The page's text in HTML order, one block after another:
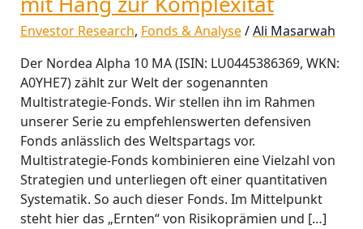
Envestor Research, Fonds & Analyse/Ali Masarwah
Der Nordea Alpha 10 MA (ISIN: LU0445386369, WKN:
A0YHE7) zählt zur Welt der sogenannten
Multistrategie-Fonds. Wir stellen ihn im Rahmen
unserer Serie zu empfehlenswerten defensiven
Fonds anlässlich des Weltspartags vor.
Multistrategie-Fonds kombinieren eine Vielzahl von
Strategien und unterliegen oft einer quantitativen
Systematik. So auch dieser Fonds. Im Mittelpunkt
steht hier das „Ernten“ von Risikoprämien und […]